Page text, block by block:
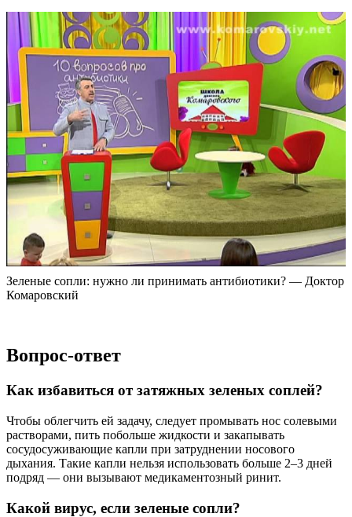
Зеленые сопли: нужно ли принимать антибиотики? — Доктор
Комаровский
Вопрос-ответ
Как избавиться от затяжных зеленых соплей?
Чтобы облегчить ей задачу, следует промывать нос солевыми
растворами, пить побольше жидкости и закапывать
сосудосуживающие капли при затруднении носового
дыхания. Такие капли нельзя использовать больше 2–3 дней
подряд — они вызывают медикаментозный ринит.
Какой вирус, если зеленые сопли?